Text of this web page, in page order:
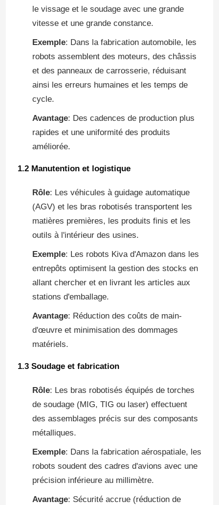
À la maison
le vissage et le soudage avec une grande
vitesse et une grande constance.
Exemple: Dans la fabrication automobile, les
robots assemblent des moteurs, des châssis
et des panneaux de carrosserie, réduisant
ainsi les erreurs humaines et les temps de
cycle.
Avantage: Des cadences de production plus
rapides et une uniformité des produits
améliorée.
1.2 Manutention et logistique
Rôle: Les véhicules à guidage automatique
(AGV) et les bras robotisés transportent les
matières premières, les produits finis et les
outils à l'intérieur des usines.
Exemple: Les robots Kiva d'Amazon dans les
entrepôts optimisent la gestion des stocks en
allant chercher et en livrant les articles aux
stations d'emballage.
Avantage: Réduction des coûts de main-
d'œuvre et minimisation des dommages
matériels.
1.3 Soudage et fabrication
Rôle: Les bras robotisés équipés de torches
de soudage (MIG, TIG ou laser) effectuent
des assemblages précis sur des composants
métalliques.
Exemple: Dans la fabrication aérospatiale, les
robots soudent des cadres d'avions avec une
précision inférieure au millimètre.
Avantage: Sécurité accrue (réduction de